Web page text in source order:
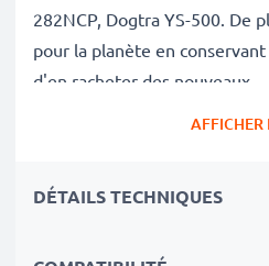
282NCP, Dogtra YS-500. De
pour la planète en
d'en racheter des nouveaux.
une grandeCapacité: 300mAh
AFFICHER
DÉTAILS TECHNIQUES